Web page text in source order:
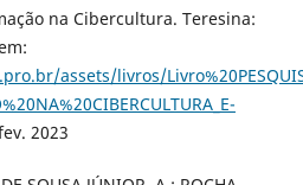
na Cibercultura. Teresina:
assets/livros/
2023